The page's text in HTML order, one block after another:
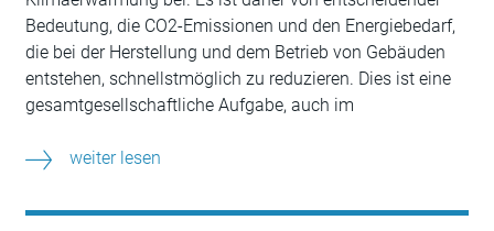
Bedeutung, die CO2-Emissionen und den Energiebedarf,
die bei der Herstellung und dem Betrieb von Gebäuden
entstehen, schnellstmöglich zu reduzieren. Dies ist eine
gesamtgesellschaftliche Aufgabe, auch im
weiter lesen